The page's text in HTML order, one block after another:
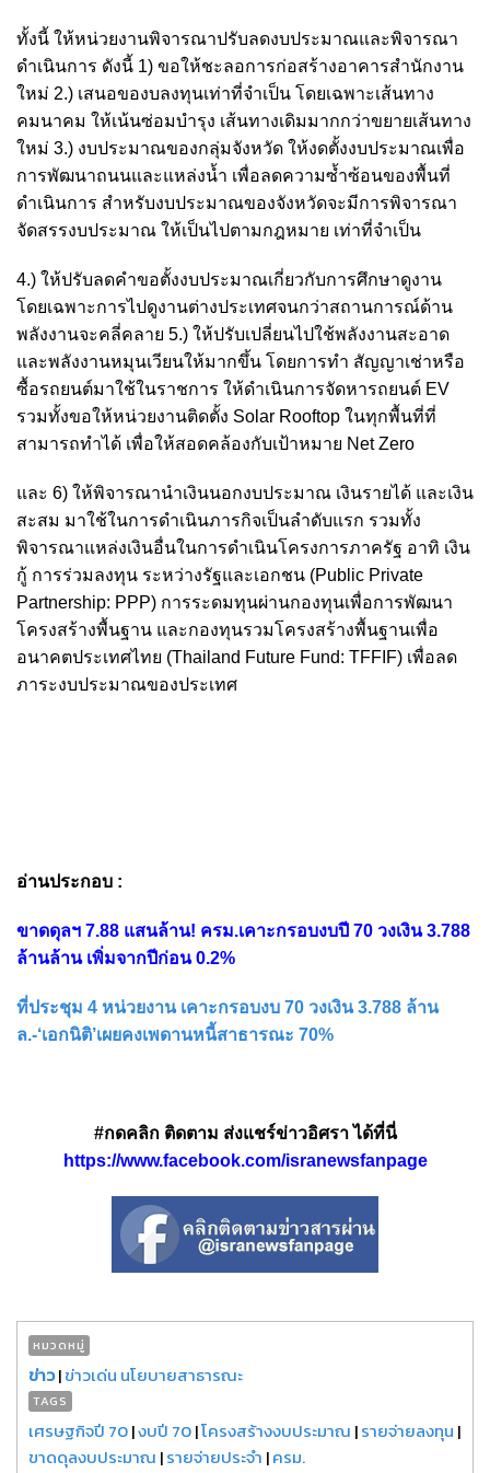
ทั้งนี้ ให้หน่วยงานพิจารณาปรับลดงบประมาณและพิจารณา
ดำเนินการ ดังนี้ 1) ขอให้ชะลอการก่อสร้างอาคารสำนักงาน
ใหม่ 2.) เสนอของบลงทุนเท่าที่จำเป็น โดยเฉพาะเส้นทาง
คมนาคม ให้เน้นซ่อมบำรุง เส้นทางเดิมมากกว่าขยายเส้นทาง
ใหม่ 3.) งบประมาณของกลุ่มจังหวัด ให้งดตั้งงบประมาณเพื่อ
การพัฒนาถนนและแหล่งน้ำ เพื่อลดความซ้ำซ้อนของพื้นที่
ดำเนินการ สำหรับงบประมาณของจังหวัดจะมีการพิจารณา
จัดสรรงบประมาณ ให้เป็นไปตามกฎหมาย เท่าที่จำเป็น
4.) ให้ปรับลดคำขอตั้งงบประมาณเกี่ยวกับการศึกษาดูงาน
โดยเฉพาะการไปดูงานต่างประเทศจนกว่าสถานการณ์ด้าน
พลังงานจะคลี่คลาย 5.) ให้ปรับเปลี่ยนไปใช้พลังงานสะอาด
และพลังงานหมุนเวียนให้มากขึ้น โดยการทำ สัญญาเช่าหรือ
ซื้อรถยนต์มาใช้ในราชการ ให้ดำเนินการจัดหารถยนต์ EV
รวมทั้งขอให้หน่วยงานติดตั้ง Solar Rooftop ในทุกพื้นที่ที่
สามารถทำได้ เพื่อให้สอดคล้องกับเป้าหมาย Net Zero
และ 6) ให้พิจารณานำเงินนอกงบประมาณ เงินรายได้ และเงิน
สะสม มาใช้ในการดำเนินภารกิจเป็นลำดับแรก รวมทั้ง
พิจารณาแหล่งเงินอื่นในการดำเนินโครงการภาครัฐ อาทิ เงิน
กู้ การร่วมลงทุน ระหว่างรัฐและเอกชน (Public Private
Partnership: PPP) การระดมทุนผ่านกองทุนเพื่อการพัฒนา
โครงสร้างพื้นฐาน และกองทุนรวมโครงสร้างพื้นฐานเพื่อ
อนาคตประเทศไทย (Thailand Future Fund: TFFIF) เพื่อลด
ภาระงบประมาณของประเทศ
อ่านประกอบ :
ขาดดุลฯ 7.88 แสนล้าน! ครม.เคาะกรอบงบปี 70 วงเงิน 3.788
ล้านล้าน เพิ่มจากปีก่อน 0.2%
ที่ประชุม 4 หน่วยงาน เคาะกรอบงบ 70 วงเงิน 3.788 ล้าน
ล.-‘เอกนิติ’เผยคงเพดานหนี้สาธารณะ 70%
#กดคลิก ติดตาม ส่งแชร์ข่าวอิศรา ได้ที่นี่
https://www.facebook.com/isranewsfanpage
หมวดหมู่
ข่าว|ข่าวเด่น นโยบายสาธารณะ
TAGS
เศรษฐกิจปี 70|งบปี 70|โครงสร้างงบประมาณ |รายจ่ายลงทุน |
ขาดดุลงบประมาณ |รายจ่ายประจำ |ครม.